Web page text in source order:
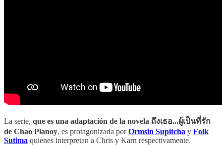
La serie, que es una adaptación de la novela ถึงเธอ...ผู้เป็นที่รัก
de Chao Planoy, es protagonizada porOrmsin Supitcha y Folk
Sutima quienes interpretan a Chris y Karn respectivamente.